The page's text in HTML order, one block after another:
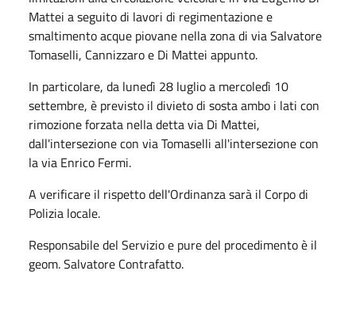
Mattei a seguito di lavori di regimentazione e
smaltimento acque piovane nella zona di via Salvatore
Tomaselli, Cannizzaro e Di Mattei appunto.
In particolare, da lunedì 28 luglio a mercoledì 10
settembre, è previsto il divieto di sosta ambo i lati con
rimozione forzata nella detta via Di Mattei,
dall'intersezione con via Tomaselli all'intersezione con
la via Enrico Fermi.
A verificare il rispetto dell'Ordinanza sarà il Corpo di
Polizia locale.
Responsabile del Servizio e pure del procedimento è il
geom. Salvatore Contrafatto.